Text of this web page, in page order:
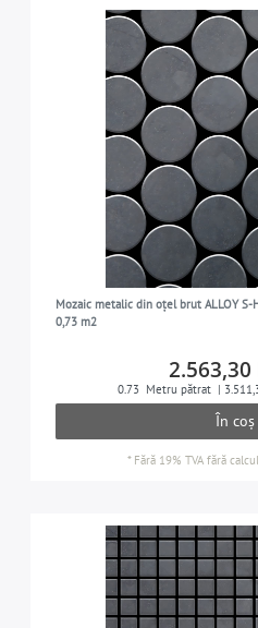
Mozaic metalic din oțel brut ALLOY
0,73 m2
2.563,30
0.73 Metru pătrat |
În coș
* Fără 19% TVAfără